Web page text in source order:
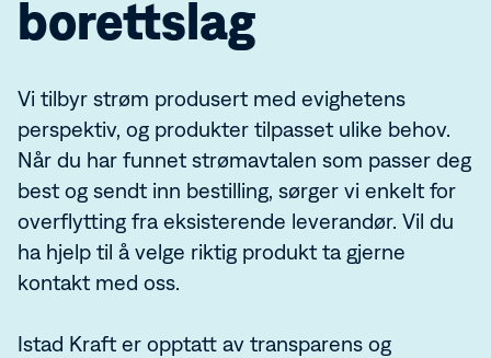
Privat
Bestill strøm
Istad-appen
Istadfondet
Aktuelt
Elbillader
Varmepumper
Brann- og boligalarm tilknyttet brannvesenet
Istad Sanntidsmåler
Bedrift
Bestill strøm
Fordeler bedrift
Produkter og tjenester
Endring abonnement fellesmåling
Energinettverk Istad
Markedsrapport
Borettslag
Bestill strøm
Brann- og innbruddsalarm
Ladeanlegg for borettslag
App for borettslag
Aktuelt
Kraftproduksjon
Kraftproduksjon
Fjernvarme
Vannkraft
Kundeservice
Mørk modus av/på
borettslag
Vi tilbyr strøm produsert med evighetens
perspektiv, og produkter tilpasset ulike behov.
Når du har funnet strømavtalen som passer deg
best og sendt inn bestilling, sørger vi enkelt for
overflytting fra eksisterende leverandør. Vil du
ha hjelp til å velge riktig produkt ta gjerne
kontakt med oss.
Istad Kraft er opptatt av transparens og